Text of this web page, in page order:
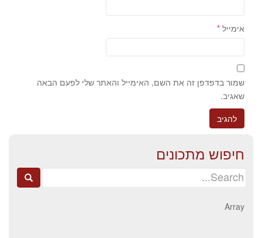
אימייל *
שמור בדפדפן זה את השם, האימייל והאתר שלי לפעם הבאה
שאגיב.
חיפוש מתכונים
Search
Array